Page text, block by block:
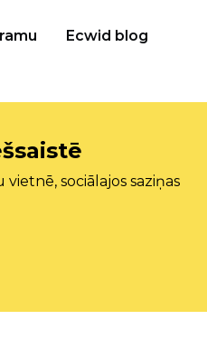
Ecwid blog
sociālajos saziņas